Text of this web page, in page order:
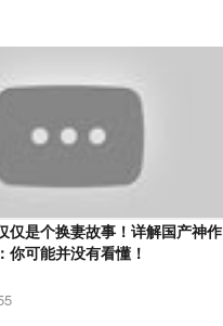
仅是个换妻故事！详解国产神作
你可能并没有看懂！